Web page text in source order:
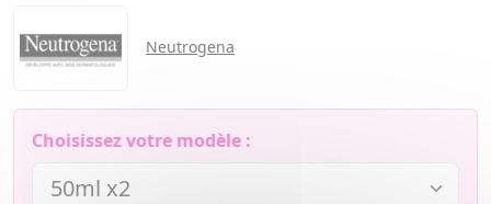
Neutrogena
Choisissez votre modèle :